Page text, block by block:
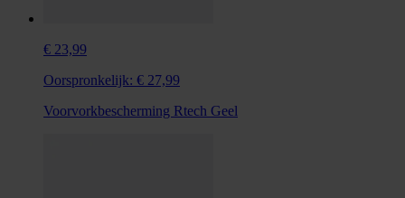
€ 23,99
Oorspronkelijk: € 27,99
Voorvorkbescherming Rtech Geel